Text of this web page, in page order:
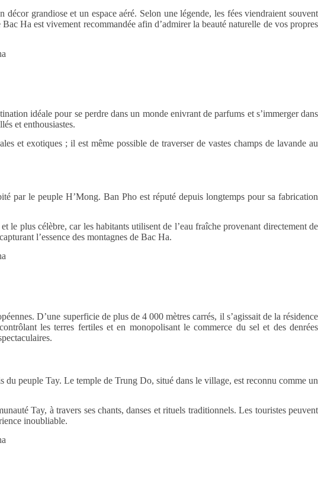
décor grandiose et un espace aéré. Selon une légende, les fées viendraient souvent
Ha est vivement recommandée afin d’admirer la beauté naturelle de vos propres
idéale pour se perdre dans un monde enivrant de parfums et s’immerger dans
et enthousiastes.
et exotiques ; il est même possible de traverser de vastes champs de lavande au
par le peuple H’Mong. Ban Pho est réputé depuis longtemps pour sa fabrication
plus célèbre, car les habitants utilisent de l’eau fraîche provenant directement de
l’essence des montagnes de Bac Ha.
D’une superficie de plus de 4 000 mètres carrés, il s’agissait de la résidence
les terres fertiles et en monopolisant le commerce du sel et des denrées
peuple Tay. Le temple de Trung Do, situé dans le village, est reconnu comme un
Tay, à travers ses chants, danses et rituels traditionnels. Les touristes peuvent
inoubliable.